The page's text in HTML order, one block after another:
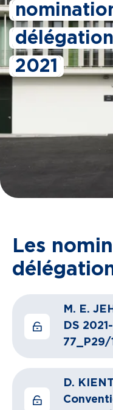
2021
Les
M. E.
DS 2021-
77_P29/
D.